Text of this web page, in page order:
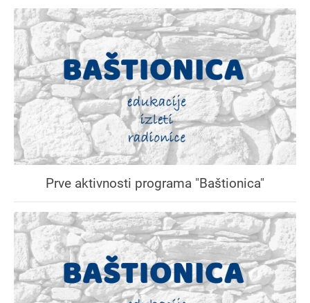
Prve aktivnosti programa "Baštionica"